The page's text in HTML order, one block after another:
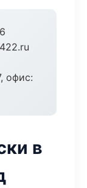
офис:
в